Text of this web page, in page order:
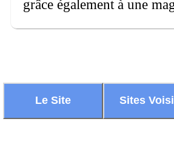
grâce également à une
Le Site Sites